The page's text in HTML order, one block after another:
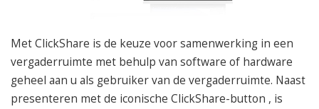
050 – 54 91 662
Route
Met ClickShare is de keuze voor samenwerking in een
vergaderruimte met behulp van software of hardware
geheel aan u als gebruiker van de vergaderruimte. Naast
presenteren met de iconische ClickShare-button , is